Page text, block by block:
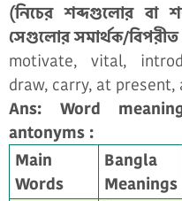
(নিচের শব্দগুলোর বা
সেগুলোর সমার্থক/
motivate, vital,
draw, carry, at present,
Ans: Word
antonyms :
Main
Words
Bangla
Meanings